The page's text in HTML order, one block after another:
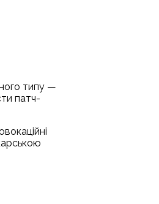
типу —
патч-